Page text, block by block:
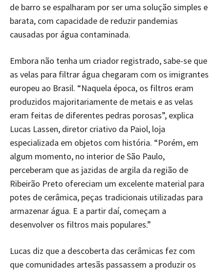
de barro se espalharam por ser uma solução simples e
barata, com capacidade de reduzir pandemias
causadas por água contaminada.
Embora não tenha um criador registrado, sabe-se que
as velas para filtrar água chegaram com os imigrantes
europeu ao Brasil. “Naquela época, os filtros eram
produzidos majoritariamente de metais e as velas
eram feitas de diferentes pedras porosas”, explica
Lucas Lassen, diretor criativo da Paiol, loja
especializada em objetos com história. “Porém, em
algum momento, no interior de São Paulo,
perceberam que as jazidas de argila da região de
Ribeirão Preto ofereciam um excelente material para
potes de cerâmica, peças tradicionais utilizadas para
armazenar água. E a partir daí, começam a
desenvolver os filtros mais populares.”
Lucas diz que a descoberta das cerâmicas fez com
que comunidades artesãs passassem a produzir os